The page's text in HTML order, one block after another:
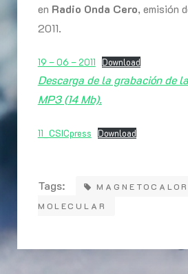
en Radio Onda Cero, emisión
2011.
19 – 06 – 2011 Download
Descarga de la grabación de
MP3 (14 Mb).
11_CSICpress Download
Tags:
MOLECULAR